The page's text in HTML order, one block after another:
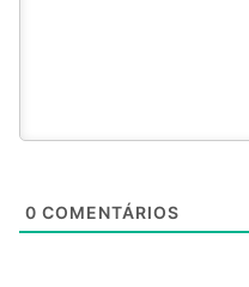
0 COMENTÁRIOS